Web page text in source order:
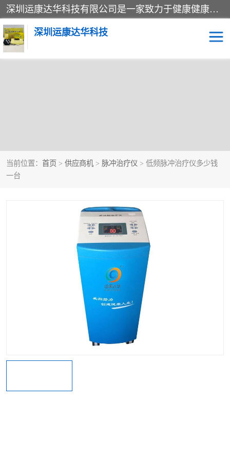
深圳运康达华科技有限公司是一家致力于健康健康产业的现代化企业，已经走过了15个春秋，开创了中医外用发展的新未来，是专业从事中医医疗仪器的研发、生产、销售、服务为一体的子公司，在医疗器械的设计、开发和生产方面率先引进国际先进技术和好的科技人员，先后开发出了场效应治疗仪、多功能治疗仪、颈椎治疗仪、腰椎治疗仪、增效垫等多个系列。
深圳运康达华科技
当前位置： 首页 > 供应商机 > 脉冲治疗仪 > 低频脉冲治疗仪多少钱
一台